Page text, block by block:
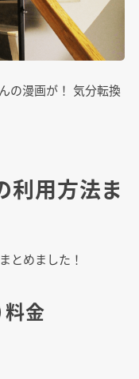
の漫画が！ 気分転換
利用方法ま
とめました！
料金